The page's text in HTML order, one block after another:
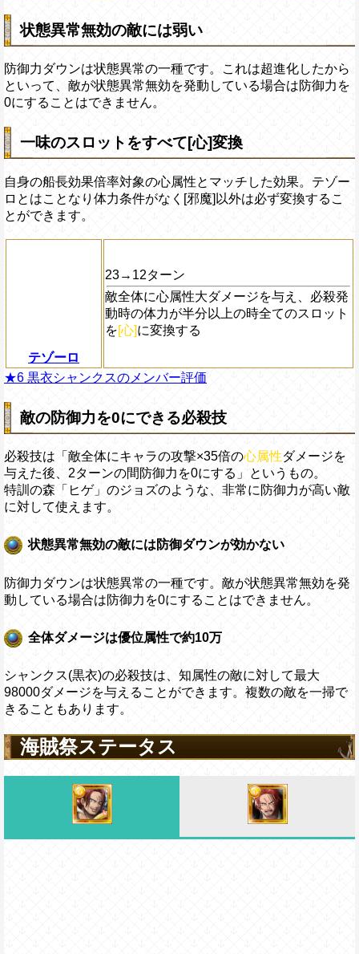
状態異常無効の敵には弱い
防御力ダウンは状態異常の一種です。これは超進化したから
といって、敵が状態異常無効を発動している場合は防御力を
0にすることはできません。
一味のスロットをすべて[心]変換
自身の船長効果倍率対象の心属性とマッチした効果。テゾー
ロとはことなり体力条件がなく[邪魔]以外は必ず変換するこ
とができます。
テゾーロ
23→12ターン
敵全体に心属性大ダメージを与え、必殺発
動時の体力が半分以上の時全てのスロット
を[心]に変換する
★6 黒衣シャンクスのメンバー評価
敵の防御力を0にできる必殺技
必殺技は「敵全体にキャラの攻撃×35倍の心属性ダメージを
与えた後、2ターンの間防御力を0にする」というもの。
特訓の森「ヒゲ」のジョズのような、非常に防御力が高い敵
に対して使えます。
状態異常無効の敵には防御ダウンが効かない
防御力ダウンは状態異常の一種です。敵が状態異常無効を発
動している場合は防御力を0にすることはできません。
全体ダメージは優位属性で約10万
シャンクス(黒衣)の必殺技は、知属性の敵に対して最大
98000ダメージを与えることができます。複数の敵を一掃で
きることもあります。
海賊祭ステータス